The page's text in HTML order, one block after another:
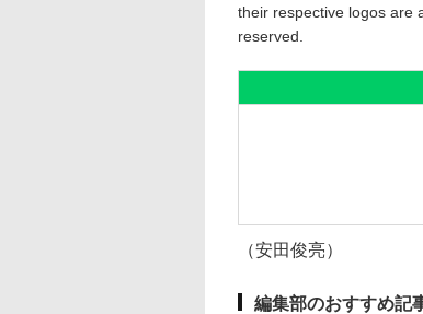
their respective logos are
reserved.
（安田俊亮）
編集部のおすすめ記